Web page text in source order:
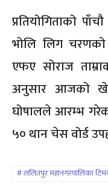
प्रतियोगिताको
भोलि लिग
एफए सोराज
अनुसार आजको
घोषालले आरम्भ
५० थान चेस वोर्ड
ललितपुर महानगरपालिका